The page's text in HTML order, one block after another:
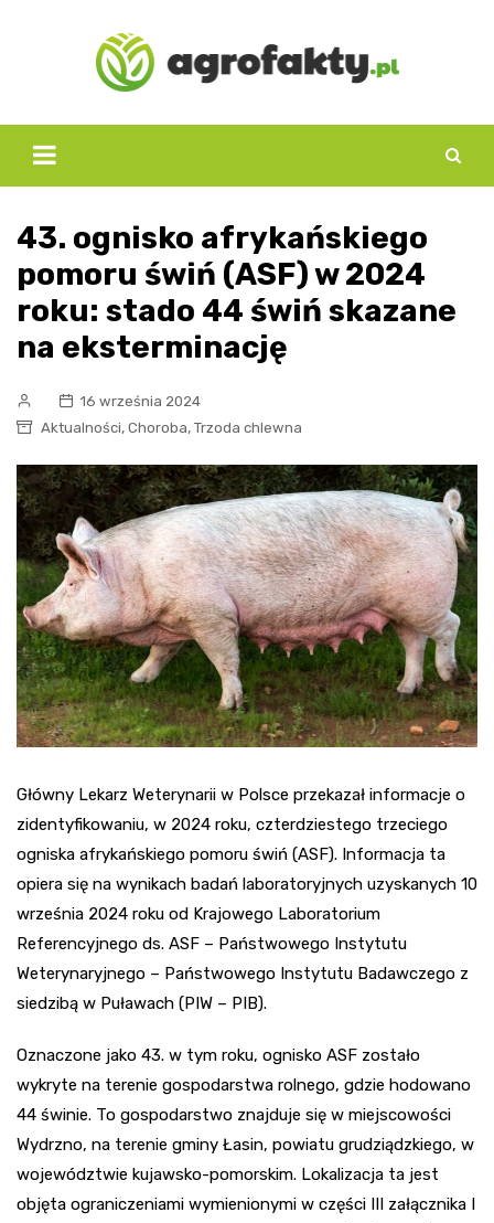
43. ognisko afrykańskiego
pomoru świń (ASF) w 2024
roku: stado 44 świń skazane
na eksterminację
16 września 2024
Aktualności, Choroba, Trzoda chlewna
Główny Lekarz Weterynarii w Polsce przekazał informacje o
zidentyfikowaniu, w 2024 roku, czterdziestego trzeciego
ogniska afrykańskiego pomoru świń (ASF). Informacja ta
opiera się na wynikach badań laboratoryjnych uzyskanych 10
września 2024 roku od Krajowego Laboratorium
Referencyjnego ds. ASF – Państwowego Instytutu
Weterynaryjnego – Państwowego Instytutu Badawczego z
siedzibą w Puławach (PIW – PIB).
Oznaczone jako 43. w tym roku, ognisko ASF zostało
wykryte na terenie gospodarstwa rolnego, gdzie hodowano
44 świnie. To gospodarstwo znajduje się w miejscowości
Wydrzno, na terenie gminy Łasin, powiatu grudziądzkiego, w
województwie kujawsko-pomorskim. Lokalizacja ta jest
objęta ograniczeniami wymienionymi w części III załącznika I